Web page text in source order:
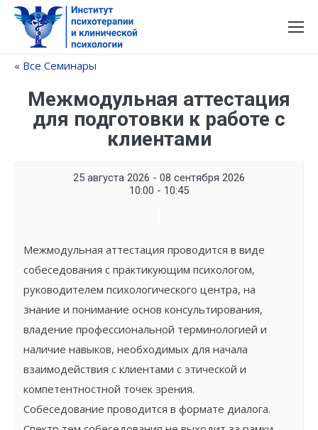
« Все Семинары
Межмодульная аттестация
для подготовки к работе с
клиентами
25 августа 2026 - 08 сентября 2026
10:00 - 10:45
Межмодульная аттестация проводится в виде
собеседования с практикующим психологом,
руководителем психологического центра, на
знание и понимание основ консультирования,
владение профессиональной терминологией и
наличие навыков, необходимых для начала
взаимодействия с клиентами с этической и
компетентностной точек зрения.
Собеседование проводится в формате диалога.